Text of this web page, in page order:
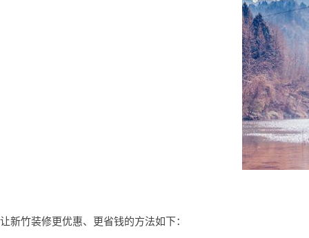
让新竹装修更优惠、更省钱的方法如下：